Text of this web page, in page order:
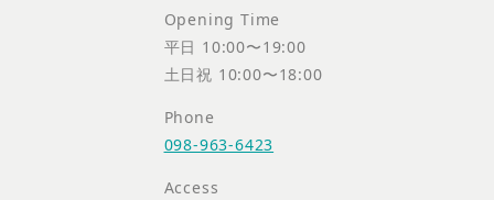
Opening Time
平日 10:00〜19:00
土日祝 10:00〜18:00
Phone
098-963-6423
Access